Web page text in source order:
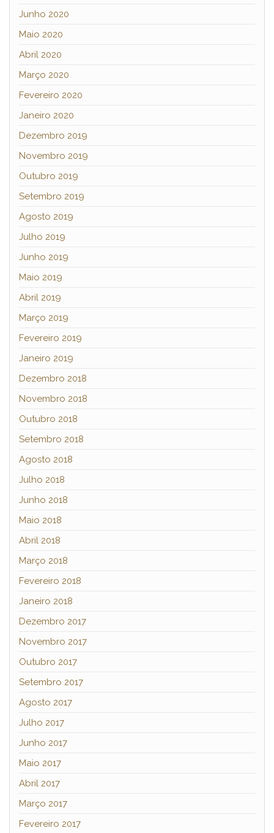
Junho 2020
Maio 2020
Abril 2020
Março 2020
Fevereiro 2020
Janeiro 2020
Dezembro 2019
Novembro 2019
Outubro 2019
Setembro 2019
Agosto 2019
Julho 2019
Junho 2019
Maio 2019
Abril 2019
Março 2019
Fevereiro 2019
Janeiro 2019
Dezembro 2018
Novembro 2018
Outubro 2018
Setembro 2018
Agosto 2018
Julho 2018
Junho 2018
Maio 2018
Abril 2018
Março 2018
Fevereiro 2018
Janeiro 2018
Dezembro 2017
Novembro 2017
Outubro 2017
Setembro 2017
Agosto 2017
Julho 2017
Junho 2017
Maio 2017
Abril 2017
Março 2017
Fevereiro 2017